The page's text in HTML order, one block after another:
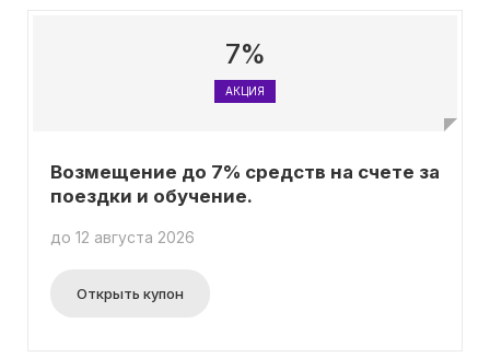
7%
АКЦИЯ
Возмещение до 7% средств на счете за
поездки и обучение.
до 12 августа 2026
Открыть купон